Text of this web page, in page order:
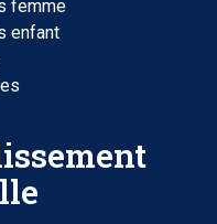
femme
enfant